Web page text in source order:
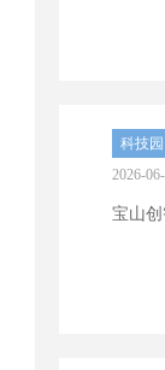
科技
2026-
宝山创